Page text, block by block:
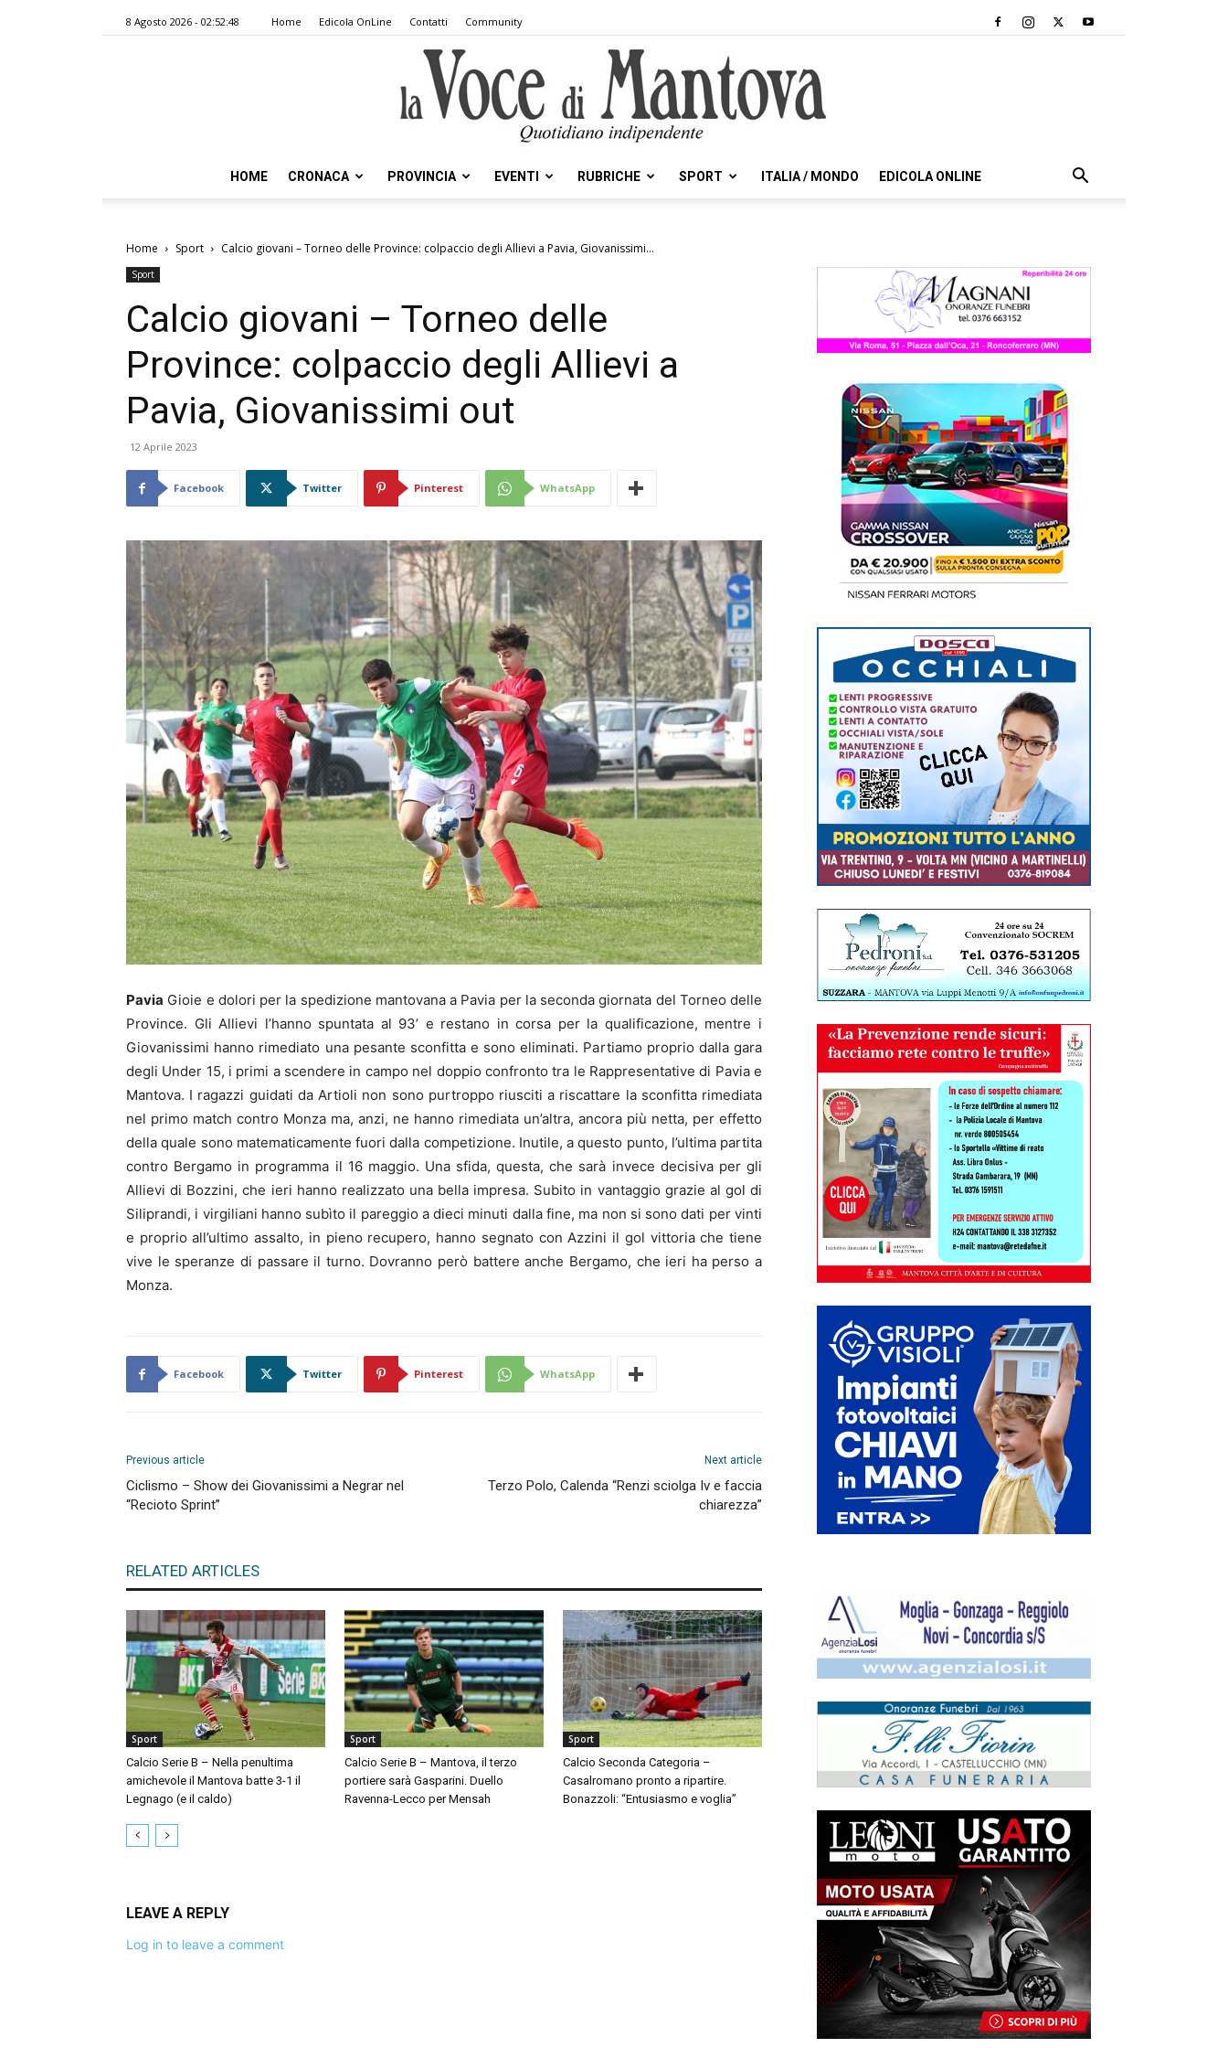
8 Agosto 2026 - 02:52:48 Home Edicola OnLine Contatti Community
Mantova
HOME CRONACA PROVINCIA EVENTI RUBRICHE SPORT ITALIA / MONDO EDICOLA ONLINE
Home Sport Calcio giovani – Torneo delle Province: colpaccio degli Allievi a Pavia, Giovanissimi...
Sport
Calcio giovani – Torneo delle
Province: colpaccio degli Allievi a
Pavia, Giovanissimi out
12 Aprile 2023
Facebook Twitter Pinterest WhatsApp
Pavia Gioie e dolori per la spedizione mantovana a Pavia per la seconda giornata del Torneo delle
Province. Gli Allievi l’hanno spuntata al 93’ e restano in corsa per la qualificazione, mentre i
Giovanissimi hanno rimediato una pesante sconfitta e sono eliminati. Partiamo proprio dalla gara
degli Under 15, i primi a scendere in campo nel doppio confronto tra le Rappresentative di Pavia e
Mantova. I ragazzi guidati da Artioli non sono purtroppo riusciti a riscattare la sconfitta rimediata
nel primo match contro Monza ma, anzi, ne hanno rimediata un’altra, ancora più netta, per effetto
della quale sono matematicamente fuori dalla competizione. Inutile, a questo punto, l’ultima partita
contro Bergamo in programma il 16 maggio. Una sfida, questa, che sarà invece decisiva per gli
Allievi di Bozzini, che ieri hanno realizzato una bella impresa. Subito in vantaggio grazie al gol di
Siliprandi, i virgiliani hanno subìto il pareggio a dieci minuti dalla fine, ma non si sono dati per vinti
e proprio all’ultimo assalto, in pieno recupero, hanno segnato con Azzini il gol vittoria che tiene
vive le speranze di passare il turno. Dovranno però battere anche Bergamo, che ieri ha perso a
Monza.
Facebook Twitter Pinterest WhatsApp
Previous article
Ciclismo – Show dei Giovanissimi a Negrar nel
“Recioto Sprint”
Next article
Terzo Polo, Calenda “Renzi sciolga Iv e faccia
chiarezza”
RELATED ARTICLES
Sport
Calcio Serie B – Nella penultima
amichevole il Mantova batte 3-1 il
Legnago (e il caldo)
Sport
Calcio Serie B – Mantova, il terzo
portiere sarà Gasparini. Duello
Ravenna-Lecco per Mensah
Sport
Calcio Seconda Categoria –
Casalromano pronto a ripartire.
Bonazzoli: “Entusiasmo e voglia”
LEAVE A REPLY
Log in to leave a comment